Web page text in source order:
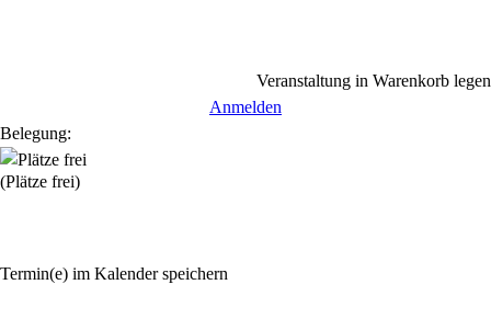
Veranstaltung in Warenkorb legen
Anmelden
Belegung:
(Plätze frei)
Termin(e) im Kalender speichern